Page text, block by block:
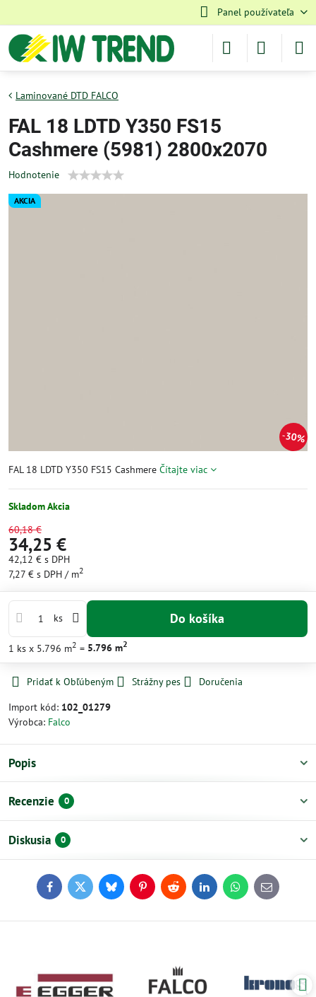
Panel používateľa
AKCIA
30%
Laminované DTD FALCO
FAL 18 LDTD Y350 FS15
Cashmere (5981) 2800x2070
Hodnotenie
FAL 18 LDTD Y350 FS15 Cashmere Čítajte viac
Skladom Akcia
60,18 €
34,25 €
42,12 € s DPH
7,27 € s DPH / m2
ks Do košíka
1 ks x 5.796 m2 = 5.796 m2
Pridať k Obľúbeným Strážny pes
Doručenia
Import kód: 102_01279
Výrobca: Falco
Popis
Recenzie 0
Diskusia 0
FacebookTwitterBlueskyPinterestReddit LinkedInWhatsApp
E-
mail